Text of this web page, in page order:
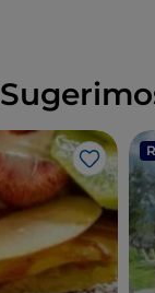
Me